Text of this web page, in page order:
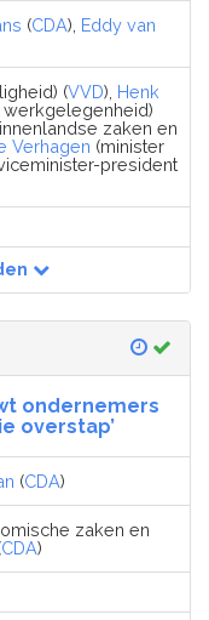
(CDA), Eddy van
(VVD), Henk
zaken en
Verhagen (minister
president
ondernemers
overstap’
(CDA)
zaken en
CDA)